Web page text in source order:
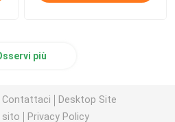
più
Contattaci
Desktop Site
sito
Privacy Policy